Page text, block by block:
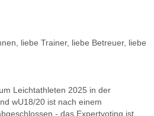
liebe Trainer, liebe Betreuer, liebe
Leichtathleten 2025 in der
wU18/20 ist nach einem
- das Expertvoting ist